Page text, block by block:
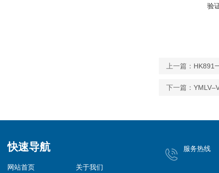
验
上一篇： HK891
下一篇：
快速导航
网站首页
关于我们
服务热线